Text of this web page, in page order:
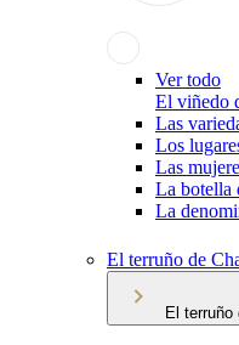
Ver todo
El viñedo
Las
Los
Las
La botella
La
El terruño de
El terruño